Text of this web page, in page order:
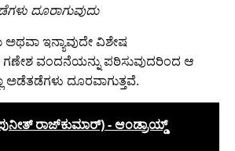
ದೂರಾಗುವುದು
ಅಥವಾ ಇನ್ಯಾವುದೇ ವಿಶೇಷ
ಗಣೇಶ ವಂದನೆಯನ್ನು ಪಠಿಸುವುದರಿಂದ ಆ
ಅಡೆತಡೆಗಳು ದೂರವಾಗುತ್ತವೆ.
ರಾಜ್‌ಕುಮಾರ್) - ಆಂಡ್ರಾಯ್ಡ್